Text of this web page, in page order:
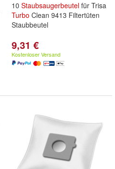
10 Staubsaugerbeutel für Trisa
Turbo Clean 9413 Filtertüten
Staubbeutel
9,31 €
Kostenloser Versand